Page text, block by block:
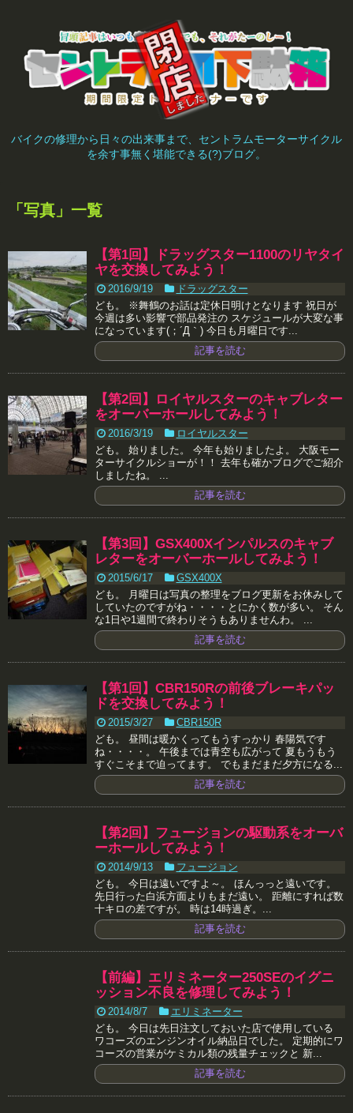
バイクの修理から日々の出来事まで、セントラムモーターサイクル
を余す事無く堪能できる(?)ブログ。
「 写真 」 一覧
【第1回】ドラッグスター1100のリヤタイ
ヤを交換してみよう！
2016/9/19
ドラッグスター
ども。 ※舞鶴のお話は定休日明けとなります 祝日が
今週は多い影響で部品発注の スケジュールが大変な事
になっています(；´Д｀) 今日も月曜日です...
記事を読む
【第2回】ロイヤルスターのキャブレター
をオーバーホールしてみよう！
2016/3/19
ロイヤルスター
ども。 始りました。 今年も始りましたよ。 大阪モー
ターサイクルショーが！！ 去年も確かブログでご紹介
しましたね。 ...
記事を読む
【第3回】GSX400Xインパルスのキャブ
レターをオーバーホールしてみよう！
2015/6/17
GSX400X
ども。 月曜日は写真の整理をブログ更新をお休みして
していたのですがね・・・・とにかく数が多い。 そん
な1日や1週間で終わりそうもありませんわ。 ...
記事を読む
【第1回】CBR150Rの前後ブレーキパッ
ドを交換してみよう！
2015/3/27
CBR150R
ども。 昼間は暖かくってもうすっかり 春陽気です
ね・・・・。 午後までは青空も広がって 夏もうもう
すぐこそまで迫ってます。 でもまだまだ夕方になる...
記事を読む
【第2回】フュージョンの駆動系をオーバ
ーホールしてみよう！
2014/9/13
フュージョン
ども。 今日は遠いですよ～。 ほんっっと遠いです。
先日行った白浜方面よりもまだ遠い。 距離にすれば数
十キロの差ですが。 時は14時過ぎ。...
記事を読む
【前編】エリミネーター250SEのイグニ
ッション不良を修理してみよう！
2014/8/7
エリミネーター
ども。 今日は先日注文しておいた店で使用している
ワコーズのエンジンオイル納品日でした。 定期的にワ
コーズの営業がケミカル類の残量チェックと 新...
記事を読む